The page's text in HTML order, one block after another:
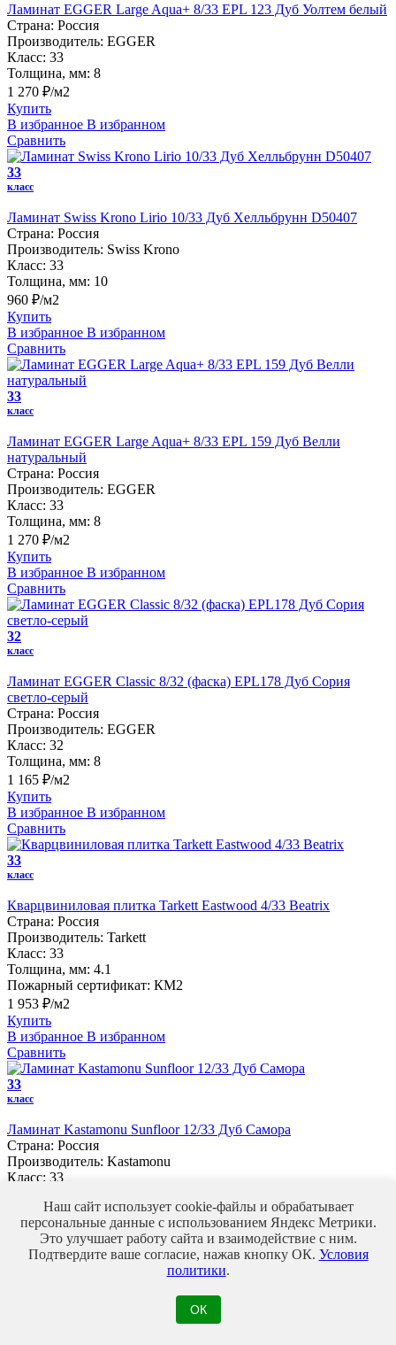
Ламинат EGGER Large Aqua+ 8/33 EPL 123 Дуб Уолтем белый
Страна: Россия
Производитель: EGGER
Класс: 33
Толщина, мм: 8
1 270 ₽/м2
Купить
В избранное В избранном
Сравнить
33
класс
Ламинат Swiss Krono Lirio 10/33 Дуб Хелльбрунн D50407
Страна: Россия
Производитель: Swiss Krono
Класс: 33
Толщина, мм: 10
960 ₽/м2
Купить
В избранное В избранном
Сравнить
33
класс
Ламинат EGGER Large Aqua+ 8/33 EPL 159 Дуб Велли
натуральный
Страна: Россия
Производитель: EGGER
Класс: 33
Толщина, мм: 8
1 270 ₽/м2
Купить
В избранное В избранном
Сравнить
32
класс
Ламинат EGGER Classic 8/32 (фаска) EPL178 Дуб Сория
светло-серый
Страна: Россия
Производитель: EGGER
Класс: 32
Толщина, мм: 8
1 165 ₽/м2
Купить
В избранное В избранном
Сравнить
33
класс
Кварцвиниловая плитка Tarkett Eastwood 4/33 Beatrix
Страна: Россия
Производитель: Tarkett
Класс: 33
Толщина, мм: 4.1
Пожарный сертификат: КМ2
1 953 ₽/м2
Купить
В избранное В избранном
Сравнить
33
класс
Ламинат Kastamonu Sunfloor 12/33 Дуб Самора
Страна: Россия
Производитель: Kastamonu
Класс: 33
Пожарный сертификат: КМ3
1 185 ₽/м2
Купить
В избранное В избранном
Наш сайт использует cookie-файлы и обрабатывает
персональные данные с использованием Яндекс Метрики.
Это улучшает работу сайта и взаимодействие с ним.
Подтвердите ваше согласие, нажав кнопку ОК. Условия
политики.
ОК